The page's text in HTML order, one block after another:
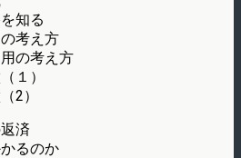
知る
考え方
の考え方
１）
2）
済
るのか